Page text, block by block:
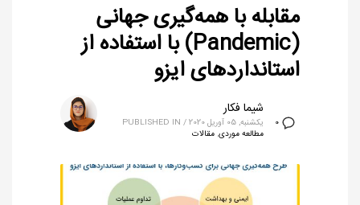
مقابله با همه‌گیری جهانی
(Pandemic) با استفاده از
استانداردهای ایزو
0
شیما فکار
یکشنبه, 05 آوریل 2020 /
PUBLISHED IN
مطالعه موردی, مقالات